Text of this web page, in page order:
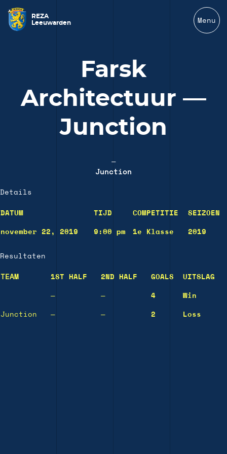
REZA
Leeuwarden
Menu
Farsk
Architectuur —
Junction
—
Junction
Details
DATUM TIJD COMPETITIE SEIZOEN
november 22, 2019 9:00 pm 1e Klasse 2019
Resultaten
TEAM 1ST HALF 2ND HALF GOALS UITSLAG
— — 4 Win
Junction — — 2 Loss